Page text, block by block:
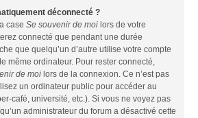
déconnecté ?
case Se souvenir de moi lors de votre
connecté que pendant une durée
que quelqu’un d’autre utilise votre compte
même ordinateur. Pour rester connecté,
de moi lors de la connexion. Ce n’est pas
un ordinateur public pour accéder au
café, université, etc.). Si vous ne voyez pas
administrateur du forum a désactivé cette